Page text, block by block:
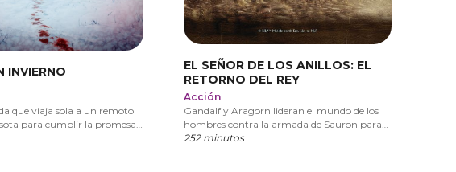
INVIERNO
que viaja sola a un remoto
para cumplir la promesa
de su esposo, queda
EL SEÑOR DE LOS ANILLOS: EL
RETORNO DEL REY
Acción
Gandalf y Aragorn lideran el mundo de los
hombres contra la armada de Sauron para
distraer su atención de Frodo y Sam, quienes
252 minutos